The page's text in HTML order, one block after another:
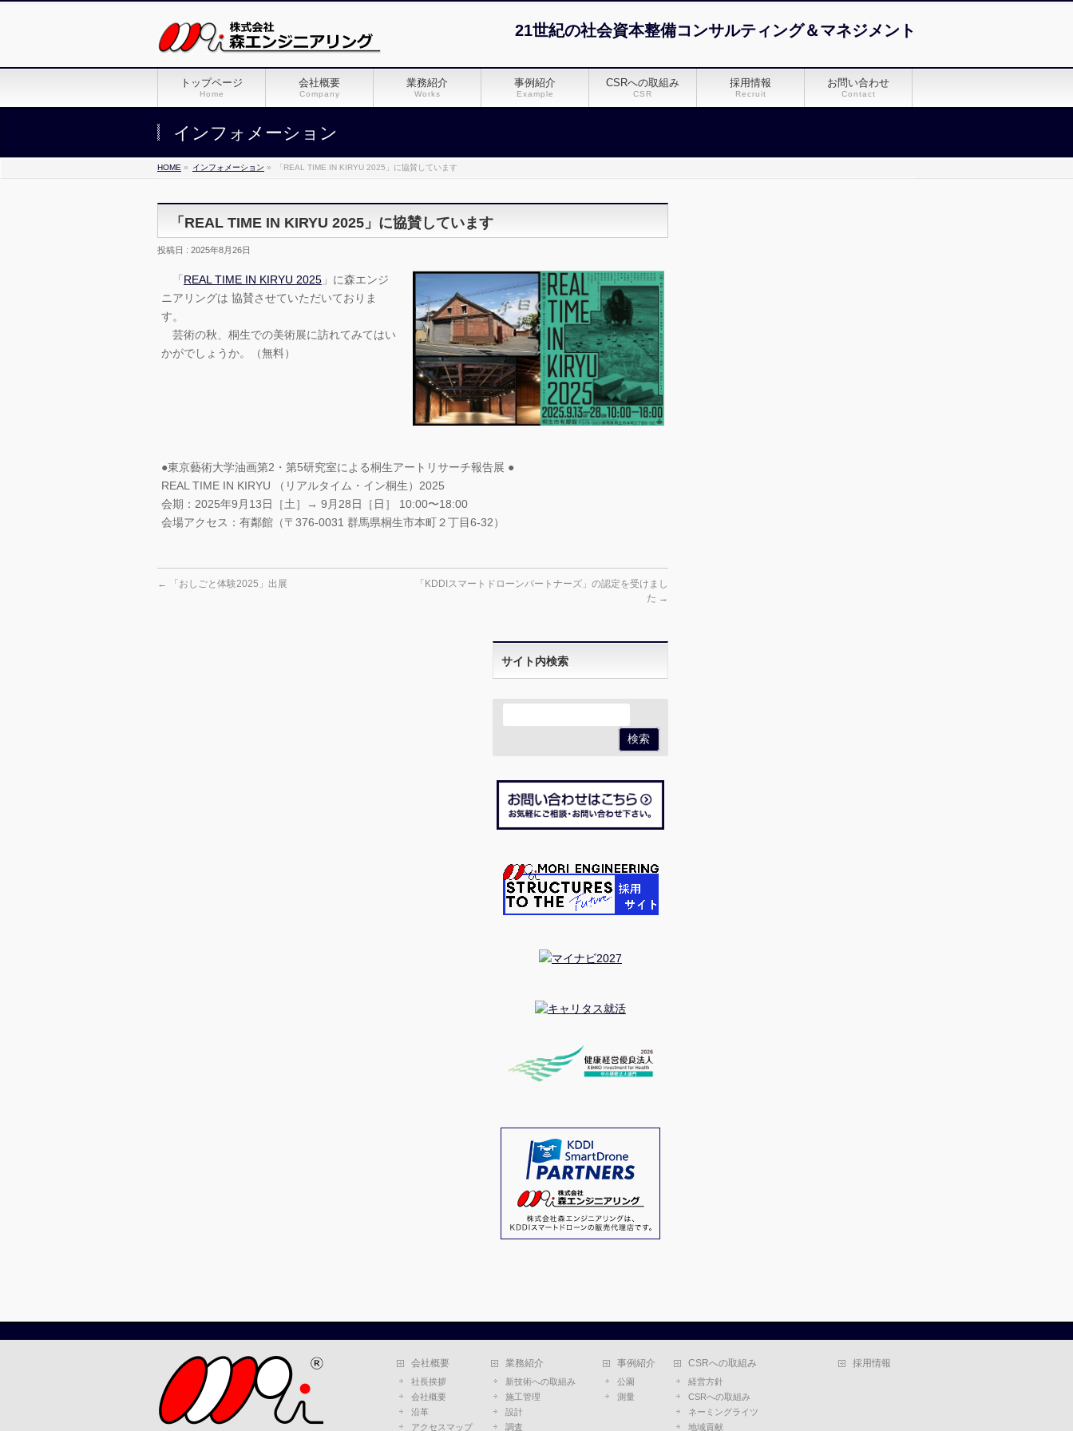
21世紀の社会資本整備コンサルティング＆マネジメント
トップページ
Home
会社概要
Company
業務紹介
Works
事例紹介
Example
CSRへの取組み
CSR
採用情報
Recruit
お問い合わせ
Contact
インフォメーション
HOME » インフォメーション » 「REAL TIME IN KIRYU 2025」に協賛しています
「REAL TIME IN KIRYU 2025」に協賛しています
投稿日 : 2025年8月26日
「 REAL TIME IN KIRYU 2025 」に森エンジ
ニアリングは 協賛させていただいておりま
す。
芸術の秋、桐生での美術展に訪れてみてはい
かがでしょうか。（無料）
●東京藝術大学油画第2・第5研究室による桐生アートリサーチ報告展 ●
REAL TIME IN KIRYU （リアルタイム・イン桐生）2025
会期：2025年9月13日［土］→ 9月28日［日］ 10:00〜18:00
会場アクセス：有鄰館（〒376-0031 群馬県桐生市本町２丁目6-32）
← 「おしごと体験2025」出展
「KDDIスマートドローンパートナーズ」の認定を受けまし
た →
サイト内検索
会社概要
社長挨拶
会社概要
沿革
アクセスマップ
業務紹介
新技術への取組み
施工管理
設計
調査
事例紹介
公園
測量
CSRへの取組み
経営方針
CSRへの取組み
ネーミングライツ
地域貢献
採用情報